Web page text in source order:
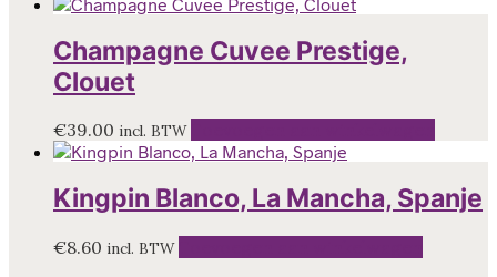
Champagne Cuvee Prestige,
Clouet
€39.00 incl. BTW
Kingpin Blanco, La Mancha, Spanje
€8.60 incl. BTW